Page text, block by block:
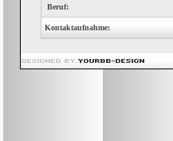
Beruf:
Kontaktaufnahme: